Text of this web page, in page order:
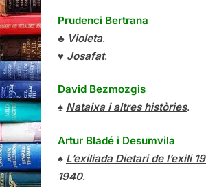
Prudenci Bertrana
♣ Violeta.
♥ Josafat.
David Bezmozgis
♠ Nataixa i altres històries.
Artur Bladé i Desumvila
♠ L’exiliada Dietari de l’exili
1940.